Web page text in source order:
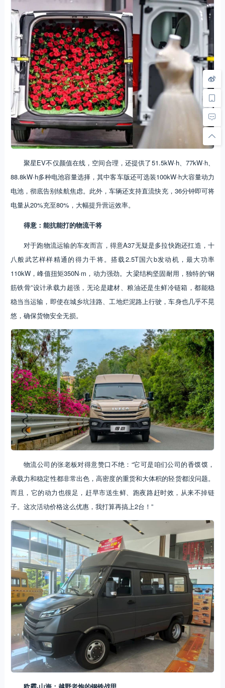
聚星EV不仅颜值在线，空间合理，还提供了51.5kW·h、77kW·h、
88.8kW·h多种电池容量选择，其中客车版还可选装100kW·h大容量动力
电池，彻底告别续航焦虑。此外，车辆还支持直流快充，36分钟即可将
电量从20%充至80%，大幅提升营运效率。
得意：能抗能打的物流干将
对于跑物流运输的车友而言，得意A37无疑是多拉快跑还扛造，十
八般武艺样样精通的得力干将。搭载2.5T国六b发动机，最大功率
110kW，峰值扭矩350N·m，动力强劲。大梁结构坚固耐用，独特的“钢
筋铁骨”设计承载力超强，无论是建材、粮油还是生鲜冷链箱，都能稳
稳当当运输，即使在城乡坑洼路、工地烂泥路上行驶，车身也几乎不晃
悠，确保货物安全无损。
物流公司的张老板对得意赞口不绝：“它可是咱们公司的香馍馍，
承载力和稳定性都非常出色，高密度的重货和大体积的轻货都没问题。
而且，它的动力也很足，赶早市送生鲜、跑夜路赶时效，从来不掉链
子。这次活动价格这么优惠，我打算再搞上2台！”